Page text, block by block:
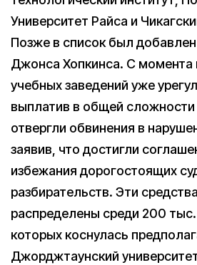
Университет Райса и
Позже в список был
Джонса Хопкинса. С момента
учебных заведений уже
выплатив в общей
отвергли обвинения в
заявив, что достигли
избежания дорогостоящих
разбирательств. Эти
распределены среди 200 тыс.
которых коснулась
Джорджтаунский